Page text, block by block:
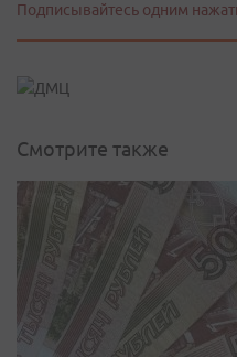
Подписывайтесь одним
Смотрите также